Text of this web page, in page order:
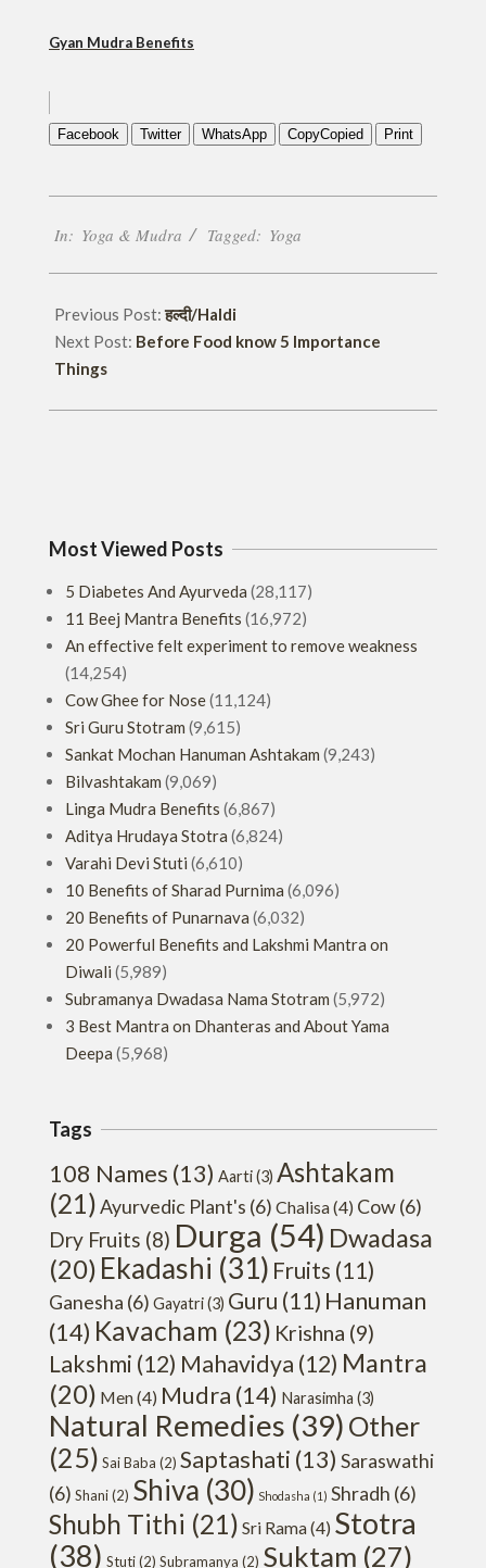
Gyan Mudra Benefits
Facebook Twitter WhatsApp CopyCopied Print
11-
In: Yoga & Mudra Tagged: Yoga
Previous Post:हल्दी/Haldi
Next Post: Before Food know 5 Importance
Things
Most Viewed Posts
5 Diabetes And Ayurveda (28,117)
11 Beej Mantra Benefits (16,972)
An effective felt experiment to remove weakness
(14,254)
Cow Ghee for Nose(11,124)
Sri Guru Stotram (9,615)
Sankat Mochan Hanuman Ashtakam (9,243)
Bilvashtakam (9,069)
Linga Mudra Benefits (6,867)
Aditya Hrudaya Stotra (6,824)
Varahi Devi Stuti (6,610)
10 Benefits of Sharad Purnima (6,096)
20 Benefits of Punarnava (6,032)
20 Powerful Benefits and Lakshmi Mantra on
Diwali (5,989)
Subramanya Dwadasa Nama Stotram (5,972)
3 Best Mantra on Dhanteras and About Yama
Deepa (5,968)
Tags
108 Names (13) Aarti(3) Ashtakam
(21)Ayurvedic Plant's (6) Chalisa(4) Cow(6)
Dry Fruits (8) Durga (54) Dwadasa
(20) Ekadashi (31) Fruits (11)
Ganesha (6) Gayatri(3) Guru (11) Hanuman
(14) Kavacham (23) Krishna (9)
Lakshmi (12) Mahavidya (12) Mantra
(20) Men(4) Mudra (14) Narasimha (3)
Natural Remedies (39) Other
(25) Sai Baba (2) Saptashati (13) Saraswathi
(6) Shani(2) Shiva (30) Shodasha (1) Shradh (6)
Shubh Tithi (21) Sri Rama(4) Stotra
(38) Stuti(2) Subramanya (2) Suktam (27)